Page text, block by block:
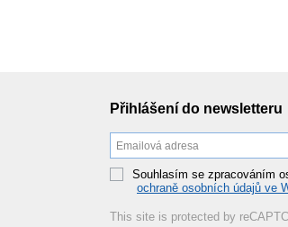
Přihlášení do newsletteru
Souhlasím se zpracováním
ochraně osobních údajů ve
This site is protected by